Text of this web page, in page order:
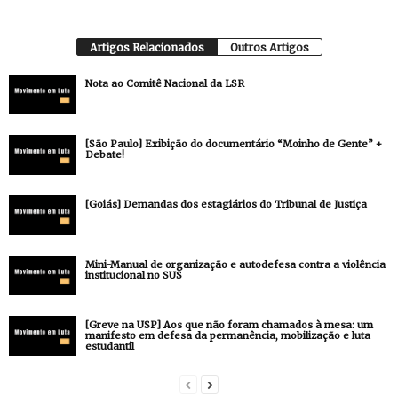
Artigos Relacionados Outros Artigos
Nota ao Comitê Nacional da LSR
[São Paulo] Exibição do documentário “Moinho de Gente” +
Debate!
[Goiás] Demandas dos estagiários do Tribunal de Justiça
Mini-Manual de organização e autodefesa contra a violência
institucional no SUS
[Greve na USP] Aos que não foram chamados à mesa: um
manifesto em defesa da permanência, mobilização e luta
estudantil